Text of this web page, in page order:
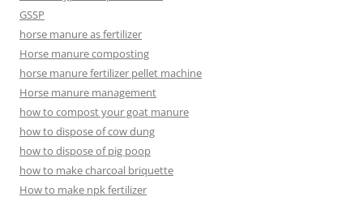
GSSP
horse manure as fertilizer
Horse manure composting
horse manure fertilizer pellet machine
Horse manure management
how to compost your goat manure
how to dispose of cow dung
how to dispose of pig poop
how to make charcoal briquette
How to make npk fertilizer